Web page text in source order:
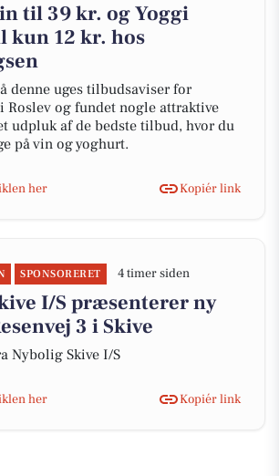
til 39 kr. og Yoggi
kun 12 kr. hos
denne uges tilbudsaviser for
Roslev og fundet nogle attraktive
udpluk af de bedste tilbud, hvor du
på vin og yoghurt.
her Kopiér link
SPONSORERET 4 timer siden
I/S præsenterer ny
3 i Skive
Nybolig Skive I/S
her Kopiér link